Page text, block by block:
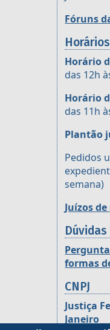
Fóruns
Horário
das 12h
Horário
das 11h
Plantão
Pedidos
semana)
Juízos
formas
CNPJ
Justiça
Janeiro